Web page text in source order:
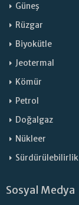
Güneş
Rüzgar
Biyokütle
Jeotermal
Kömür
Petrol
Doğalgaz
Nükleer
Sürdürülebilirlik
Sosyal Medya